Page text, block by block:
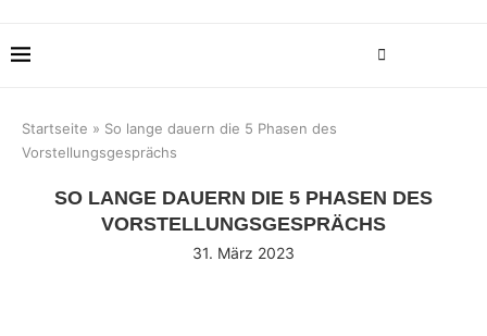
Startseite » So lange dauern die 5 Phasen des
Vorstellungsgesprächs
SO LANGE DAUERN DIE 5 PHASEN DES
VORSTELLUNGSGESPRÄCHS
31. März 2023